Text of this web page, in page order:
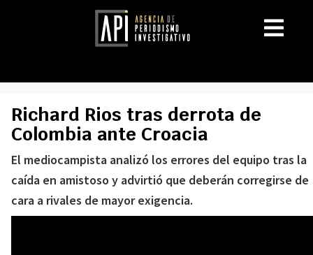
Richard Rios tras derrota de
Colombia ante Croacia
El mediocampista analizó los errores del equipo tras la
caída en amistoso y advirtió que deberán corregirse de
cara a rivales de mayor exigencia.